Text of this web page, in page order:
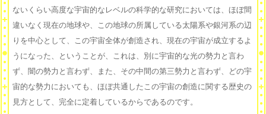
ないくらい高度な宇宙的なレベルの科学的な研究においては、ほぼ間
違いなく現在の地球や、この地球の所属している太陽系や銀河系の辺
りを中心として、この宇宙全体が創造され、現在の宇宙が成立するよ
うになった、ということが、これは、別に宇宙的な光の勢力と言わ
ず、闇の勢力と言わず、また、その中間の第三勢力と言わず、どの宇
宙的な勢力においても、ほぼ共通したこの宇宙の創造に関する歴史の
見方として、完全に定着しているからであるのです。